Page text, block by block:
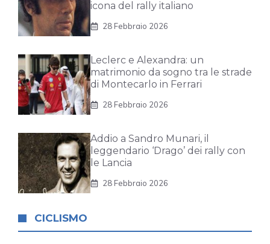
icona del rally italiano
28 Febbraio 2026
Leclerc e Alexandra: un
matrimonio da sogno tra le strade
di Montecarlo in Ferrari
28 Febbraio 2026
Addio a Sandro Munari, il
leggendario ‘Drago’ dei rally con
le Lancia
28 Febbraio 2026
CICLISMO